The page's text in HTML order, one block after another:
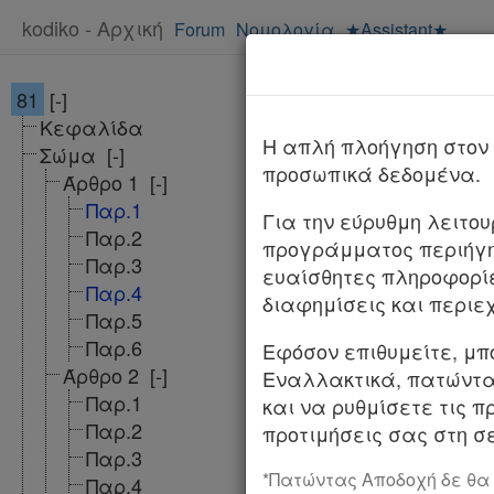
kodiko - Αρχική Forum Νομολογία ★Assistant★
81 [-]
Κεφαλίδα
Σώμα [-]
Άρθρο 1 [-]
Παρ.1
Παρ.2
Παρ.3
Παρ.4
Παρ.5
Παρ.6
Άρθρο 2 [-]
Παρ.1
Παρ.2
Παρ.3
Παρ.4
ΦΕΚ
Σύσταση,
αρμοδιοτήτων
Ο ΠΡΟΕΔΡΟΣ
Έχοντας υπόψη:
α) Τις
Κυβερνητικά
H απλή πλοήγηση
προσωπικά δεδομένα.
Για την εύρυθμη
προγράμματος
ευαίσθητες
διαφημίσεις και
Εφόσον επιθυμείτε,
Εναλλακτικά,
και να ρυθμίσετε τις
προτιμήσεις σας στη
*Πατώντας Αποδοχή δε